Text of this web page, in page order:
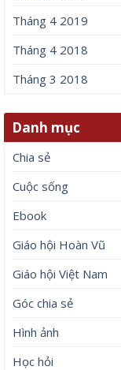
Tháng 4 2019
Tháng 4 2018
Tháng 3 2018
Danh mục
Chia sẻ
Cuộc sống
Ebook
Giáo hội Hoàn Vũ
Giáo hội Việt Nam
Góc chia sẻ
Hình ảnh
Học hỏi